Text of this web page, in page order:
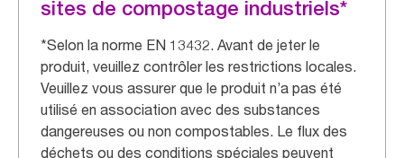
sites de compostage industriels*
*Selon la norme EN 13432. Avant de jeter le
produit, veuillez contrôler les restrictions locales.
Veuillez vous assurer que le produit n’a pas été
utilisé en association avec des substances
dangereuses ou non compostables. Le flux des
déchets ou des conditions spéciales peuvent